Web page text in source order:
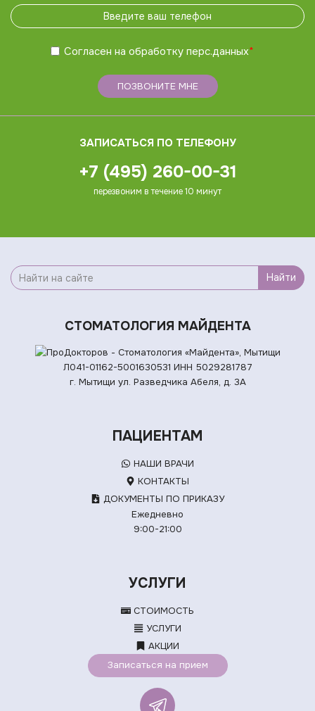
Согласен на обработку перс.данных*
ПОЗВОНИТЕ МНЕ
ЗАПИСАТЬСЯ ПО ТЕЛЕФОНУ
+7 (495) 260-00-31
перезвоним в течение 10 минут
Найти
СТОМАТОЛОГИЯ МАЙДЕНТА
Л041-01162-5001630531 ИНН 5029281787
г. Мытищи ул. Разведчика Абеля, д. 3А
ПАЦИЕНТАМ
НАШИ ВРАЧИ
КОНТАКТЫ
ДОКУМЕНТЫ ПО ПРИКАЗУ
Ежедневно
9:00-21:00
УСЛУГИ
СТОИМОСТЬ
УСЛУГИ
АКЦИИ
Записаться на прием